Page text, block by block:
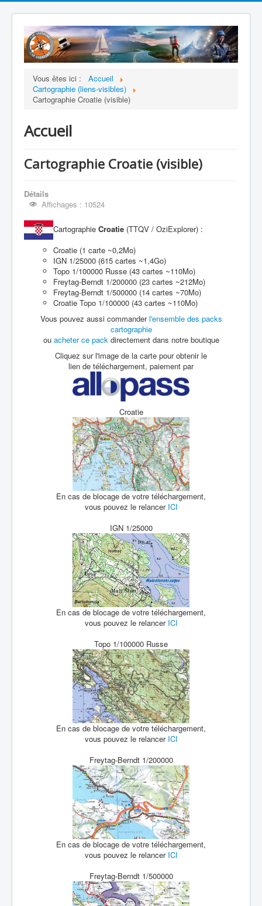
Vous êtes ici :
Accueil
Cartographie (liens-visibles)
Cartographie Croatie (visible)
Accueil
Cartographie Croatie (visible)
Détails
Affichages : 10524
Cartographie Croatie (TTQV / OziExplorer) :
Croatie (1 carte ~0,2Mo)
IGN 1/25000 (615 cartes ~1,4Go)
Topo 1/100000 Russe (43 cartes ~110Mo)
Freytag-Berndt 1/200000 (23 cartes ~212Mo)
Freytag-Berndt 1/500000 (14 cartes ~70Mo)
Croatie Topo 1/100000 (43 cartes ~110Mo)
Vous pouvez aussi commanderl'ensemble des packs
cartographie
ou acheter ce pack directement dans notre boutique
Cliquez sur l'image de la carte pour obtenir le
lien de téléchargement, paiement par
Croatie
En cas de blocage de votre téléchargement,
vous pouvez le relancer ICI
IGN 1/25000
En cas de blocage de votre téléchargement,
vous pouvez le relancer ICI
Topo 1/100000 Russe
En cas de blocage de votre téléchargement,
vous pouvez le relancer ICI
Freytag-Berndt 1/200000
En cas de blocage de votre téléchargement,
vous pouvez le relancer ICI
Freytag-Berndt 1/500000